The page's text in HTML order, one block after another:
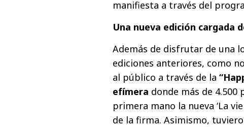
manifiesta a través del
Una nueva edición cargada
Además de disfrutar de una
ediciones anteriores, como
al público a través de la
efímera donde más de 4.500
primera mano la nueva ‘La
de la firma. Asimismo,